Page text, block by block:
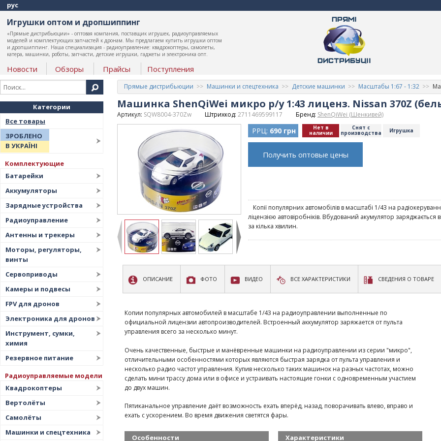
рус
Игрушки оптом и дропшиппинг
«Прямые дистрибьюции» - оптовая компания, поставщик игрушек, радиоуправляемых
моделей и комплектующих запчастей к дронам. Мы предлагаем купить игрушки оптом
и дропшиппинг. Наша специализация - радиоуправление: квадрокоптеры, самолеты,
катера, машинки, роботы, запчасти, детские игрушки, гаджеты и электроника опт.
Новости Обзоры Прайсы Поступления
Категории
Все товары
ЗРОБЛЕНО
В УКРАЇНІ
Комплектующие
Батарейки
Аккумуляторы
Зарядные устройства
Радиоуправление
Антенны и трекеры
Моторы, регуляторы,
винты
Сервоприводы
Камеры и подвесы
FPV для дронов
Электроника для дронов
Инструмент, сумки,
химия
Резервное питание
Радиоуправляемые модели
Квадрокоптеры
Вертолёты
Самолёты
Машинки и спецтехника
Прямые дистрибьюции Машинки и спецтехника Детские машинки Масштабы 1:67 - 1:32
Машинка ShenQiWei микро р/у 1:43 лиценз. Nissan 370Z
Артикул: SQW8004-370Zw Штрихкод: 2711469599117 Бренд: ShenQiWei (Шенкивей)
РРЦ: 690 грн Нет в
наличии
Снят с
производства Игрушка
Получить оптовые цены
Копії популярних автомобілів в масштабі 1/43 на
ліцензією автовіробніків. Вбудований акумулятор заряджається
за кілька хвилин.
ОПИСАНИЕ ФОТО ВИДЕО ВСЕ ХАРАКТЕРИСТИКИ СВЕДЕНИЯ О ТОВАРЕ
Копии популярных автомобилей в масштабе 1/43 на радиоуправлении выполненные по
официальной лицензии автопроизводителей. Встроенный аккумулятор заряжается от пульта
управления всего за несколько минут.
Очень качественные, быстрые и манёвренные машинки на радиоуправлении из серии "микро",
отличительными особенностями которых являются быстрая зарядка от пульта управления и
несколько радио частот управления. Купив несколько таких машинок на разных частотах, можно
сделать мини трассу дома или в офисе и устраивать настоящие гонки с одновременным участием
до двух машин.
Пятиканальное управление даёт возможность ехать вперёд, назад, поворачивать влево, вправо и
ехать с ускорением. Во время движения светятся фары.
Особенности Характеристики